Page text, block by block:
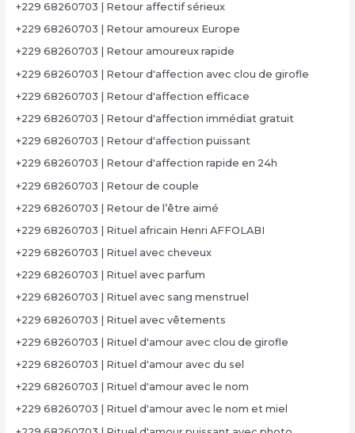
+229 68260703 | Retour affectif sérieux
+229 68260703 | Retour amoureux Europe
+229 68260703 | Retour amoureux rapide
+229 68260703 | Retour d'affection avec clou de girofle
+229 68260703 | Retour d'affection efficace
+229 68260703 | Retour d'affection immédiat gratuit
+229 68260703 | Retour d'affection puissant
+229 68260703 | Retour d'affection rapide en 24h
+229 68260703 | Retour de couple
+229 68260703 | Retour de l’être aimé
+229 68260703 | Rituel africain Henri AFFOLABI
+229 68260703 | Rituel avec cheveux
+229 68260703 | Rituel avec parfum
+229 68260703 | Rituel avec sang menstruel
+229 68260703 | Rituel avec vêtements
+229 68260703 | Rituel d'amour avec clou de girofle
+229 68260703 | Rituel d'amour avec du sel
+229 68260703 | Rituel d'amour avec le nom
+229 68260703 | Rituel d'amour avec le nom et miel